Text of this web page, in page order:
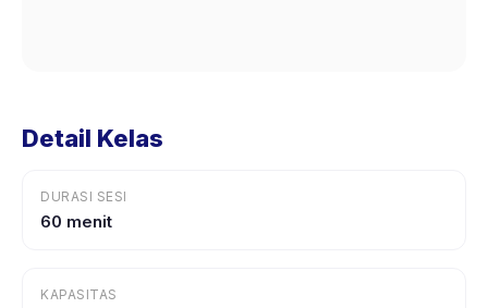
Detail Kelas
DURASI SESI
60 menit
KAPASITAS